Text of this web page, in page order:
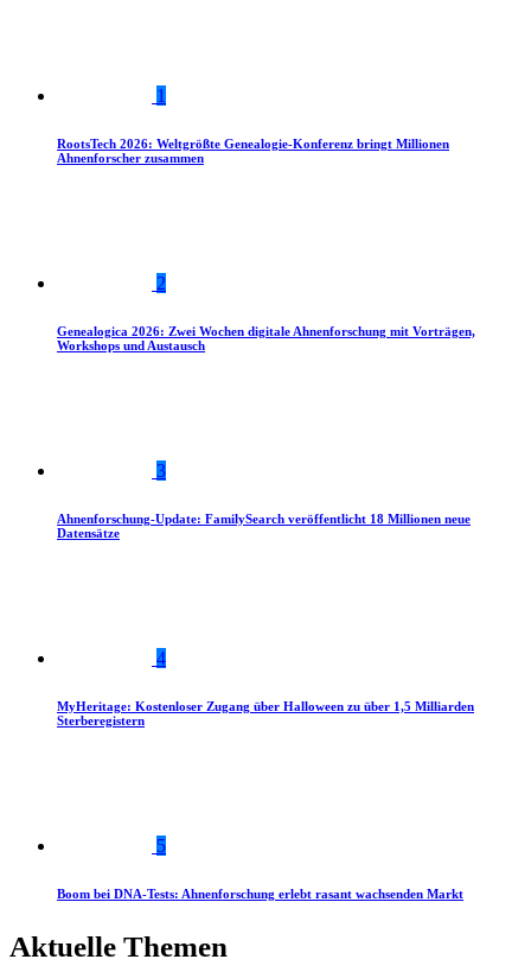
1
RootsTech 2026: Weltgrößte Genealogie-Konferenz bringt Millionen
Ahnenforscher zusammen
2
Genealogica 2026: Zwei Wochen digitale Ahnenforschung mit Vorträgen,
Workshops und Austausch
3
Ahnenforschung-Update: FamilySearch veröffentlicht 18 Millionen neue
Datensätze
4
MyHeritage: Kostenloser Zugang über Halloween zu über 1,5 Milliarden
Sterberegistern
5
Boom bei DNA-Tests: Ahnenforschung erlebt rasant wachsenden Markt
Aktuelle Themen